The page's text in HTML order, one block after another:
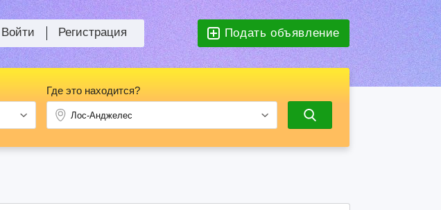
Подать объявление
Регистрация
Войти
Где это находится?